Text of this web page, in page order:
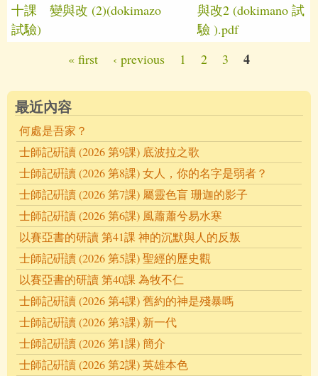
十課 變與改 (2)(dokimazo
試驗)
與改2 (dokimano 試
驗 ).pdf
« first ‹ previous 1 2 3 4
最近內容
何處是吾家？
士師記硏讀 (2026 第9課) 底波拉之歌
士師記硏讀 (2026 第8課) 女人，你的名字是弱者？
士師記硏讀 (2026 第7課) 屬靈色盲 珊迦的影子
士師記硏讀 (2026 第6課) 風蕭蕭兮易水寒
以賽亞書的研讀 第41課 神的沉默與人的反叛
士師記硏讀 (2026 第5課) 聖經的歷史觀
以賽亞書的研讀 第40課 為牧不仁
士師記硏讀 (2026 第4課) 舊約的神是殘暴嗎
士師記硏讀 (2026 第3課) 新一代
士師記硏讀 (2026 第1課) 簡介
士師記硏讀 (2026 第2課) 英雄本色